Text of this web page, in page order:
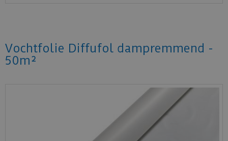
Vochtfolie Diffufol dampremmend -
50m²